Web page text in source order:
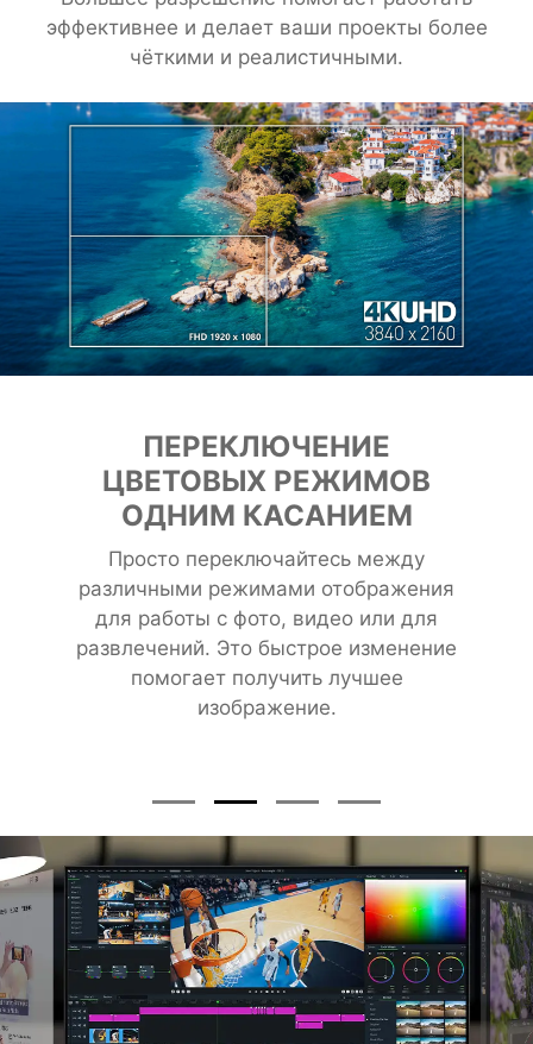
эффективнее и делает ваши проекты более
чёткими и реалистичными.
ПЕРЕКЛЮЧЕНИЕ
ЦВЕТОВЫХ РЕЖИМОВ
ОДНИМ КАСАНИЕМ
Просто переключайтесь между
различными режимами отображения
для работы с фото, видео или для
развлечений. Это быстрое изменение
помогает получить лучшее
изображение.